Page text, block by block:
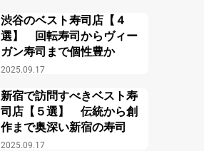
2025.09.17
渋谷のベスト寿司店【４
選】 回転寿司からヴィー
ガン寿司まで個性豊か
2025.09.17
新宿で訪問すべきベスト寿
司店【５選】 伝統から創
作まで奥深い新宿の寿司